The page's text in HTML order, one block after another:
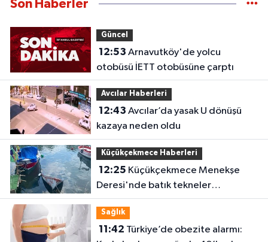
Son Haberler
Güncel
12:53
otobüsü İETT otobüsüne çarptı
Avcılar Haberleri
12:43
kazaya neden oldu
Küçükçekmece Haberleri
12:25
Deresi'nde batık tekneler
karabatakların yuvası oldu
Sağlık
11:42